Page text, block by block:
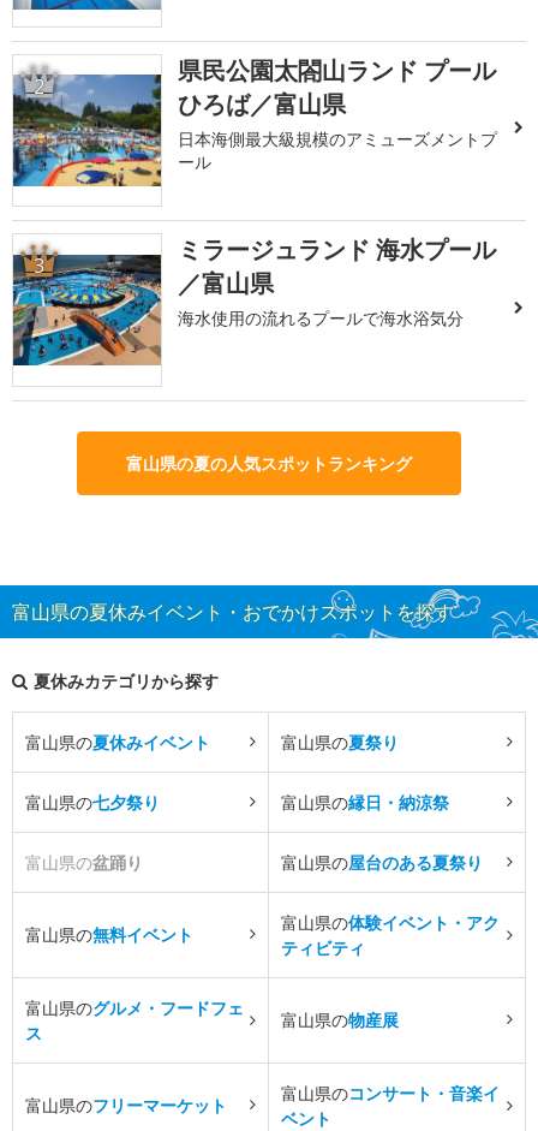
2
県民公園太閤山ランド プール
ひろば／富山県
日本海側最大級規模のアミューズメントプ
ール
3
ミラージュランド 海水プール
／富山県
海水使用の流れるプールで海水浴気分
富山県の夏の人気スポットランキング
富山県の夏休みイベント・おでかけスポットを探す
夏休みカテゴリから探す
富山県の夏休みイベント 富山県の夏祭り
富山県の七夕祭り 富山県の縁日・納涼祭
富山県の盆踊り 富山県の屋台のある夏祭り
富山県の無料イベント
富山県の体験イベント・アク
ティビティ
富山県のグルメ・フードフェ
ス
富山県の物産展
富山県のフリーマーケット
富山県のコンサート・音楽イ
ベント